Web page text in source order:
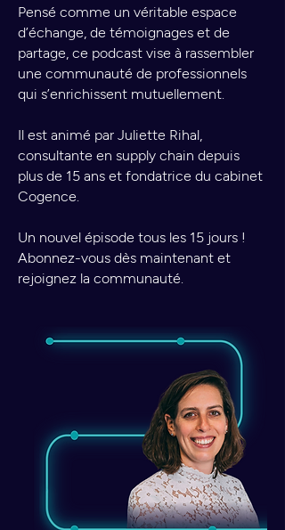
Pensé comme un véritable espace
d’échange, de témoignages et de
partage, ce podcast vise à rassembler
une communauté de professionnels
qui s’enrichissent mutuellement.
Il est animé par Juliette Rihal,
consultante en supply chain depuis
plus de 15 ans et fondatrice du cabinet
Cogence.
Un nouvel épisode tous les 15 jours !
Abonnez-vous dès maintenant et
rejoignez la communauté.